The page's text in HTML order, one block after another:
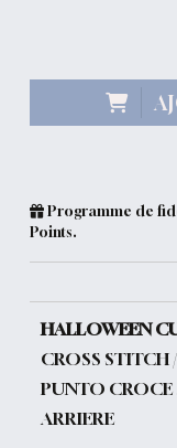
Programme de
Points.
HALLOWEEN
CROSS STITCH
PUNTO
ARRIERE